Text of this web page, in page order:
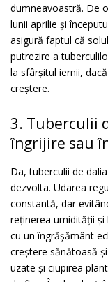
dumneavoastră. De
lunii aprilie și
asigură faptul că
putrezire a
la sfârșitul iernii,
creștere.
3. Tuberculii
îngrijire sau
Da, tuberculii de
dezvolta. Udarea
constantă, dar
reținerea umidității și
cu un îngrășământ
creștere sănătoasă
uzate și ciupirea